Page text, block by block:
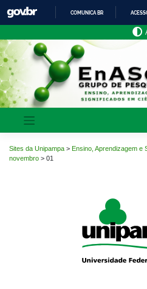
para
o
conteúdo
IR
PARA
O
COMUNICA BR
Sites da Unipampa > Ensino, Aprendizagem e
novembro > 01